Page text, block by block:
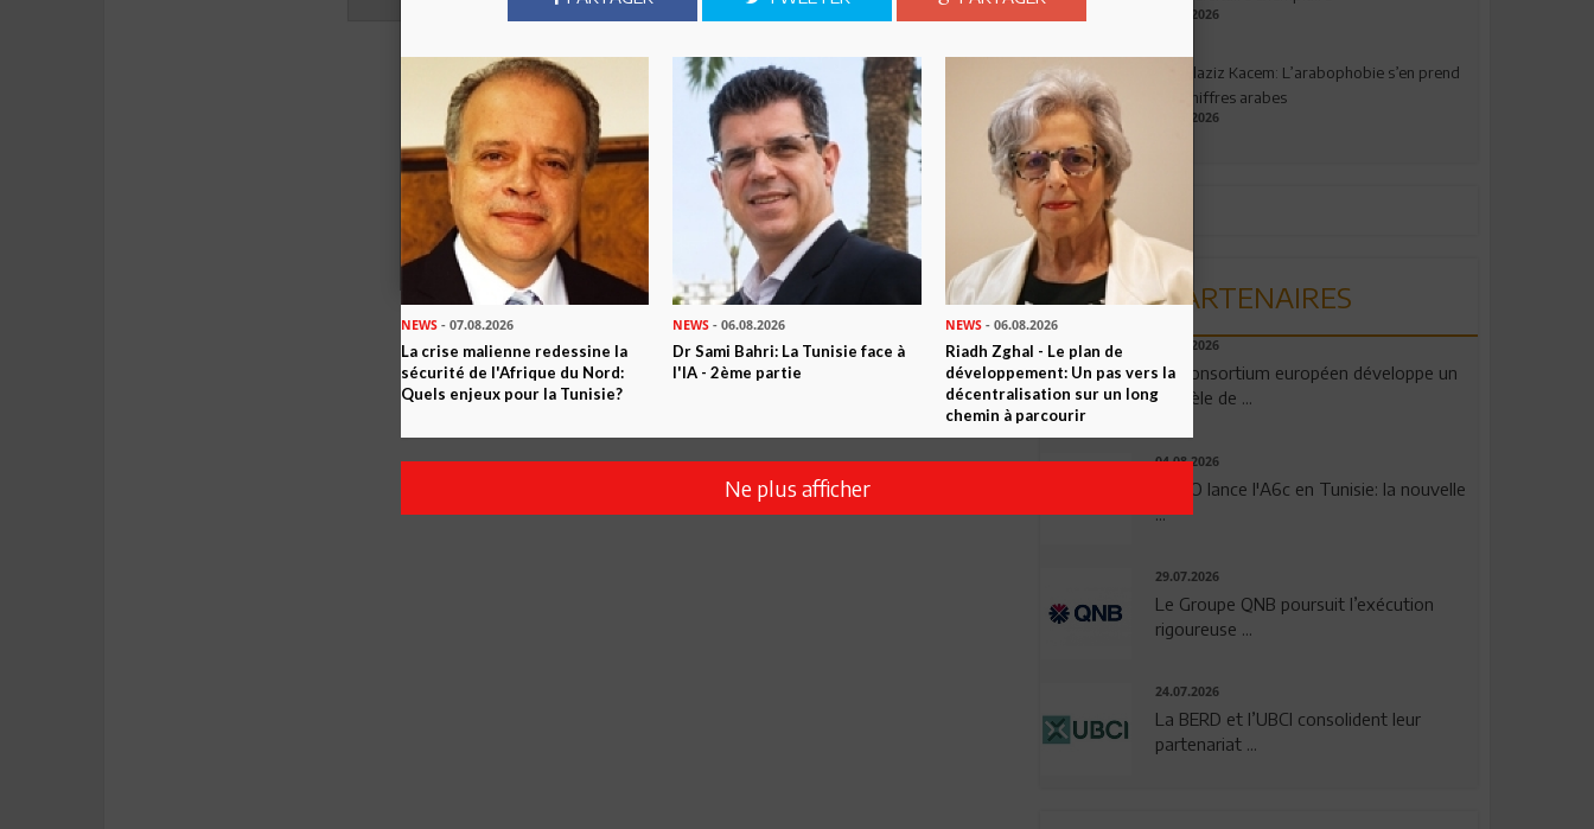
Envoyer
04.08.2026
Abdelaziz Kacem: L’arabophobie s’en prend
aux chiffres arabes
09.07.2026
PARTENAIRES
06.08.2026
Un consortium européen développe un
modèle de ...
04.08.2026
OPPO lance l'A6c en Tunisie: la nouvelle
...
29.07.2026
Le Groupe QNB poursuit l’exécution
rigoureuse ...
24.07.2026
La BERD et l’UBCI consolident leur
partenariat ...
NEWS - 07.08.2026
La crise malienne redessine la
sécurité de l'Afrique du Nord:
Quels enjeux pour la Tunisie?
NEWS - 06.08.2026
Dr Sami Bahri: La Tunisie face à
l'IA - 2ème partie
NEWS- 06.08.2026
Riadh Zghal - Le plan de
développement: Un pas vers la
décentralisation sur un long
chemin à parcourir
Ne plus afficher